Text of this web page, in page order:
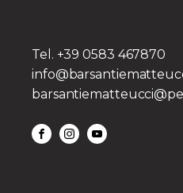
Tel. +39 0583 467870